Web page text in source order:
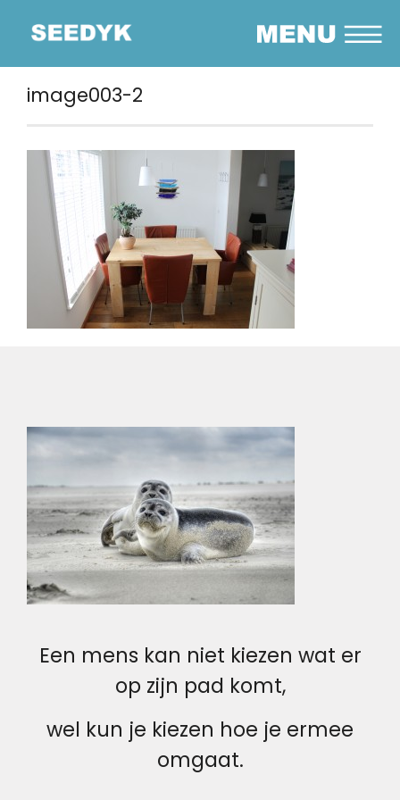
image003-2
Een mens kan niet kiezen wat er
op zijn pad komt,
wel kun je kiezen hoe je ermee
omgaat.